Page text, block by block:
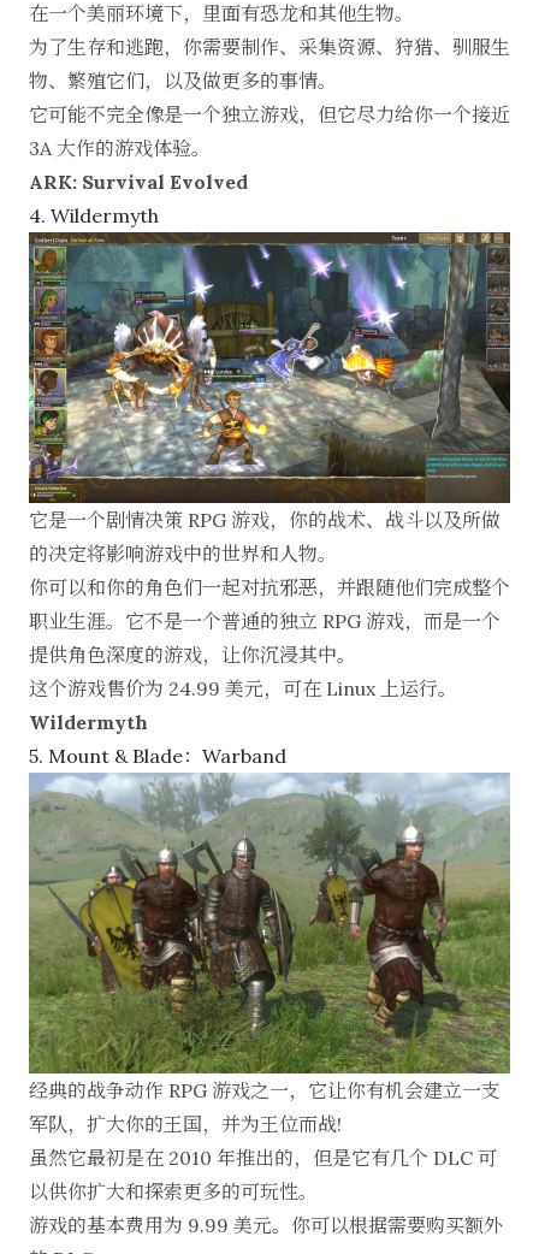
在一个美丽环境下，里面有恐龙和其他生物。
为了生存和逃跑，你需要制作、采集资源、狩猎、驯服生
物、繁殖它们，以及做更多的事情。
它可能不完全像是一个独立游戏，但它尽力给你一个接近
3A 大作的游戏体验。
ARK: Survival Evolved
4. Wildermyth
它是一个剧情决策 RPG 游戏，你的战术、战斗以及所做
的决定将影响游戏中的世界和人物。
你可以和你的角色们一起对抗邪恶，并跟随他们完成整个
职业生涯。它不是一个普通的独立 RPG 游戏，而是一个
提供角色深度的游戏，让你沉浸其中。
这个游戏售价为 24.99 美元，可在 Linux 上运行。
Wildermyth
5. Mount & Blade：Warband
经典的战争动作 RPG 游戏之一，它让你有机会建立一支
军队，扩大你的王国，并为王位而战!
虽然它最初是在 2010 年推出的，但是它有几个 DLC 可
以供你扩大和探索更多的可玩性。
游戏的基本费用为 9.99 美元。你可以根据需要购买额外